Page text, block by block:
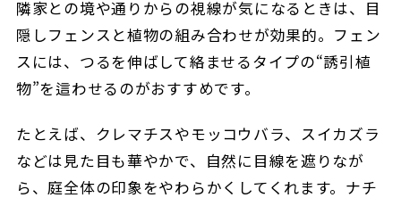
隣家との境や通りからの視線が気になるときは、目
隠しフェンスと植物の組み合わせが効果的。フェン
スには、つるを伸ばして絡ませるタイプの“誘引植
物”を這わせるのがおすすめです。
たとえば、 クレマチスやモッコウバラ、スイカズラ
などは見た目も華やかで、自然に目線を遮りなが
ら、庭全体の印象をやわらかくしてくれます。 ナチ